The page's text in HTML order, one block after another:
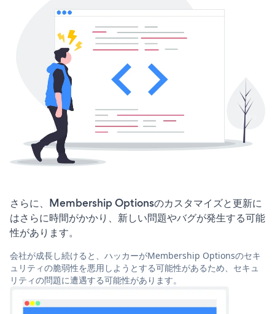
さらに、Membership Optionsのカスタマイズと更新に
はさらに時間がかかり、新しい問題やバグが発生する可能
性があります。
会社が成長し続けると、ハッカーがMembership Optionsのセキ
ュリティの脆弱性を悪用しようとする可能性があるため、セキュ
リティの問題に遭遇する可能性があります。